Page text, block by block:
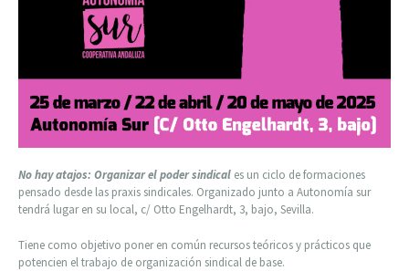
No hay atajos: Organizar el poder sindical es un ciclo de formaciones
pensado desde las praxis sindicales. Organizado junto a Autonomía sur
tendrá lugar en su local, c/ Otto Engelhardt, 3, bajo, Sevilla.
Tiene como objetivo poner en común recursos teóricos y prácticos que
potencien el trabajo de organización sindical de base.